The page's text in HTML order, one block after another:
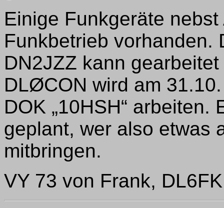
Einige Funkgeräte
Funkbetrieb vorhanden.
DN2JZZ kann
DLØCON wird am
DOK „10HSH“
geplant, wer also etwas
mitbringen.
VY 73 von Frank,